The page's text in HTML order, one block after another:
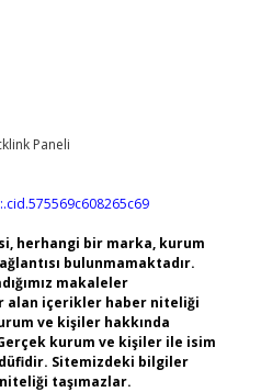
herhangi bir marka, kurum
bulunmamaktadır.
makaleler
alan içerikler haber niteliği
ve kişiler hakkında
kurum ve kişiler ile isim
Sitemizdeki bilgiler
taşımazlar.